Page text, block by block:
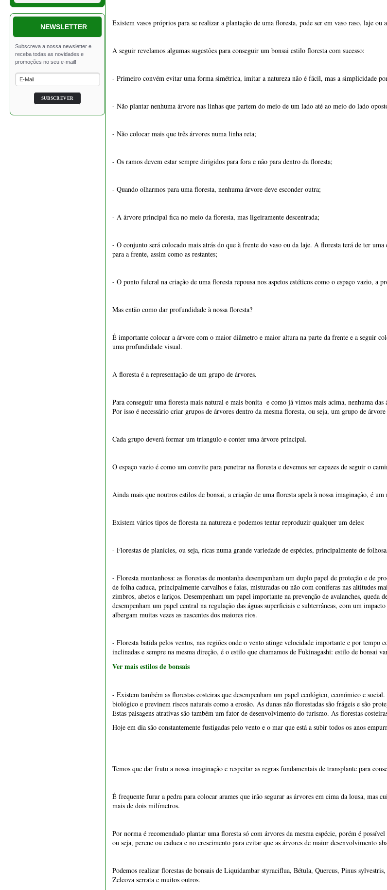
1549 - Vaso quadrado 21
cm
€ 39,50
NEWSLETTER Existem vasos próprios para se realizar a plantação de uma floresta, pode ser em vaso raso, laje ou
A seguir revelamos algumas sugestões para conseguir um bonsai estilo floresta com sucesso:
- Primeiro convém evitar uma forma simétrica, imitar a natureza não é fácil, mas a simplicidade
- Não plantar nenhuma árvore nas linhas que partem do meio de um lado até ao meio do lado
- Não colocar mais que três árvores numa linha reta;
- Os ramos devem estar sempre dirigidos para fora e não para dentro da floresta;
- Quando olharmos para uma floresta, nenhuma árvore deve esconder outra;
- A árvore principal fica no meio da floresta, mas ligeiramente descentrada;
- O conjunto será colocado mais atrás do que à frente do vaso ou da laje. A floresta terá de ter
para a frente, assim como as restantes;
- O ponto fulcral na criação de uma floresta repousa nos aspetos estéticos como o espaço vazio, a
Mas então como dar profundidade à nossa floresta?
É importante colocar a árvore com o maior diâmetro e maior altura na parte da frente e a seguir
uma profundidade visual.
A floresta é a representação de um grupo de árvores.
Para conseguir uma floresta mais natural e mais bonita e como já vimos mais acima, nenhuma
Por isso é necessário criar grupos de árvores dentro da mesma floresta, ou seja, um grupo de
Cada grupo deverá formar um triangulo e conter uma árvore principal.
O espaço vazio é como um convite para penetrar na floresta e devemos ser capazes de seguir o
Ainda mais que noutros estilos de bonsai, a criação de uma floresta apela à nossa imaginação, é
Existem vários tipos de floresta na natureza e podemos tentar reproduzir qualquer um deles:
- Florestas de planícies, ou seja, ricas numa grande variedade de espécies, principalmente de
- Floresta montanhosa: as florestas de montanha desempenham um duplo papel de proteção e de
de folha caduca, principalmente carvalhos e faias, misturadas ou não com coníferas nas altitudes
zimbros, abetos e lariços. Desempenham um papel importante na prevenção de avalanches, queda
desempenham um papel central na regulação das águas superficiais e subterrâneas, com um
albergam muitas vezes as nascentes dos maiores rios.
- Floresta batida pelos ventos, nas regiões onde o vento atinge velocidade importante e por tempo
inclinadas e sempre na mesma direção, é o estilo que chamamos de Fukinagashi: estilo de
Ver mais estilos de bonsais
- Existem também as florestas costeiras que desempenham um papel ecológico, económico e
biológico e previnem riscos naturais como a erosão. As dunas não florestadas são frágeis e são
Estas paisagens atrativas são também um fator de desenvolvimento do turismo. As florestas
Hoje em dia são constantemente fustigadas pelo vento e o mar que está a subir todos os anos
Temos que dar fruto a nossa imaginação e respeitar as regras fundamentais de transplante para
É frequente furar a pedra para colocar arames que irão segurar as árvores em cima da lousa, mas
mais de dois milímetros.
Por norma é recomendado plantar uma floresta só com árvores da mesma espécie, porém é
ou seja, perene ou caduca e no crescimento para evitar que as árvores de maior desenvolvimento
Podemos realizar florestas de bonsais de Liquidambar styraciflua, Bétula, Quercus, Pinus
Zelcova serrata e muitos outros.